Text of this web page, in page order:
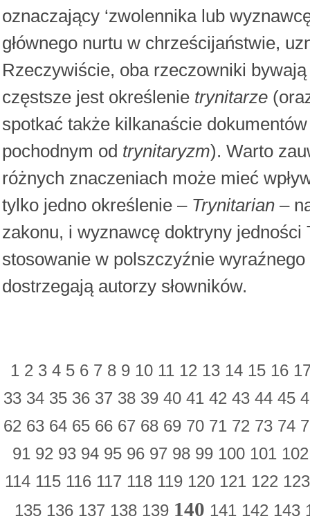
oznaczający ‘zwolennika lub
głównego nurtu w chrześcijaństwie,
Rzeczywiście, oba rzeczowniki
częstsze jest określenie trynitarze
spotkać także kilkanaście
pochodnym od trynitaryzm). Warto
różnych znaczeniach może mieć
tylko jedno określenie – Trynitarian –
zakonu, i wyznawcę doktryny jedności
stosowanie w polszczyźnie
dostrzegają autorzy słowników.
1 2 3 4 5 6 7 8 9 10 11 12 13 14 15 16
33 34 35 36 37 38 39 40 41 42 43 44 45
62 63 64 65 66 67 68 69 70 71 72 73 74
91 92 93 94 95 96 97 98 99 100 101
114 115 116 117 118 119 120 121 122
135 136 137 138 139 140 141 142 143